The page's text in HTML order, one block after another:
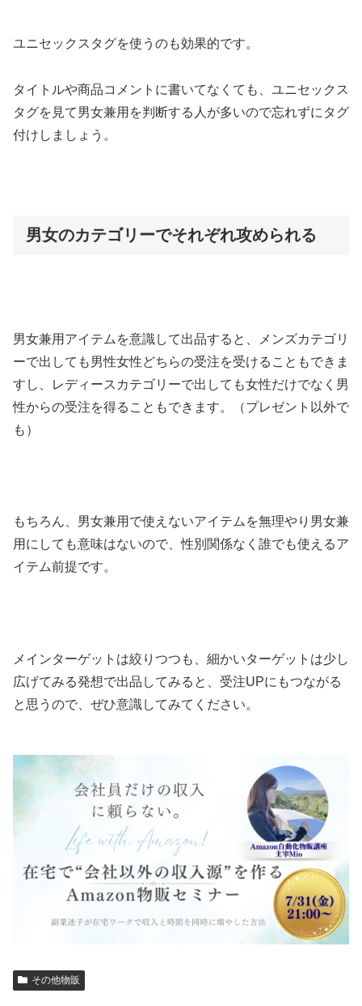
ユニセックスタグを使うのも効果的です。
タイトルや商品コメントに書いてなくても、ユニセックス
タグを見て男女兼用を判断する人が多いので忘れずにタグ
付けしましょう。
男女のカテゴリーでそれぞれ攻められる
男女兼用アイテムを意識して出品すると、メンズカテゴリ
ーで出しても男性女性どちらの受注を受けることもできま
すし、レディースカテゴリーで出しても女性だけでなく男
性からの受注を得ることもできます。（プレゼント以外で
も）
もちろん、男女兼用で使えないアイテムを無理やり男女兼
用にしても意味はないので、性別関係なく誰でも使えるア
イテム前提です。
メインターゲットは絞りつつも、細かいターゲットは少し
広げてみる発想で出品してみると、受注UPにもつながる
と思うので、ぜひ意識してみてください。
その他物販